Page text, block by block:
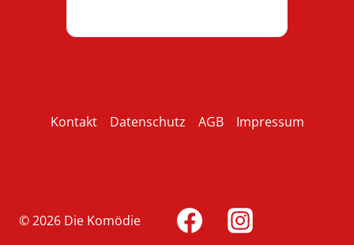
Kontakt Datenschutz AGB Impressum
© 2026 Die Komödie